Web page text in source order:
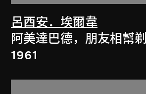
呂西安．埃爾韋
阿美達巴德，朋友相幫
1961